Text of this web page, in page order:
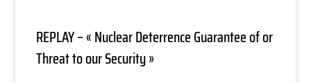
REPLAY – « Nuclear Deterrence Guarantee of or
Threat to our Security »